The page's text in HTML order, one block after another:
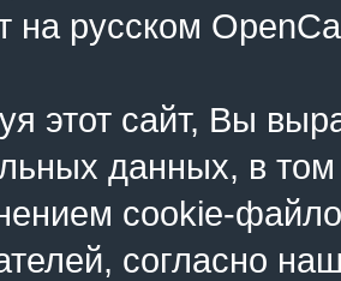
на русском
этот сайт, Вы
данных, в
cookie-
согласно